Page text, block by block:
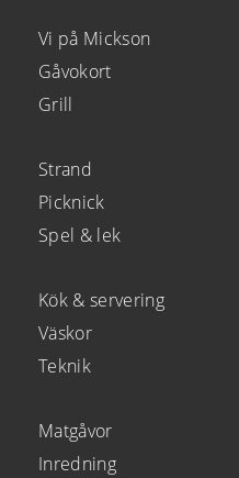
Vi på Mickson
Gåvokort
Grill
Strand
Picknick
Spel & lek
Kök & servering
Väskor
Teknik
Matgåvor
Inredning